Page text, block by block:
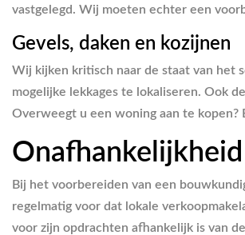
vastgelegd. Wij moeten echter een
Gevels, daken en kozijnen
Wij kijken kritisch naar de staat van het
mogelijke lekkages te lokaliseren. Ook
Overweegt u een woning aan te kopen?
Bij het voorbereiden van een
regelmatig voor dat lokale
voor zijn opdrachten afhankelijk is van